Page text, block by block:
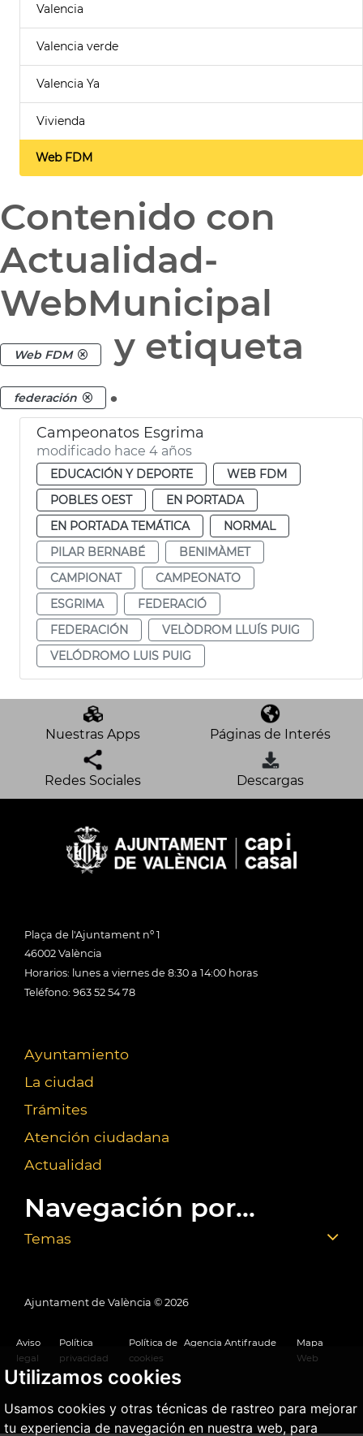
Utilizamos cookies
Usamos cookies y otras técnicas de rastreo para mejorar
tu experiencia de navegación en nuestra web, para
Valencia
Valencia verde
Valencia Ya
Vivienda
Web FDM
Contenido con
Actualidad-
WebMunicipal
Web FDM y etiqueta
federación .
Campeonatos Esgrima
modificado hace 4 años
EDUCACIÓN Y DEPORTE
WEB FDM
POBLES OEST
EN PORTADA
EN PORTADA TEMÁTICA
NORMAL
PILAR BERNABÉ
BENIMÀMET
CAMPIONAT
CAMPEONATO
ESGRIMA
FEDERACIÓ
FEDERACIÓN
VELÒDROM LLUÍS PUIG
VELÓDROMO LUIS PUIG
Nuestras Apps Páginas de Interés
Redes Sociales Descargas
Plaça de l'Ajuntament nº 1
46002 València
Horarios: lunes a viernes de 8:30 a 14:00 horas
Teléfono: 963 52 54 78
Ayuntamiento
La ciudad
Trámites
Atención ciudadana
Actualidad
Navegación por...
Temas
Ajuntament de València © 2026
Aviso
legal
Política
privacidad
Política de
cookies
Agencia Antifraude
Mapa
Web